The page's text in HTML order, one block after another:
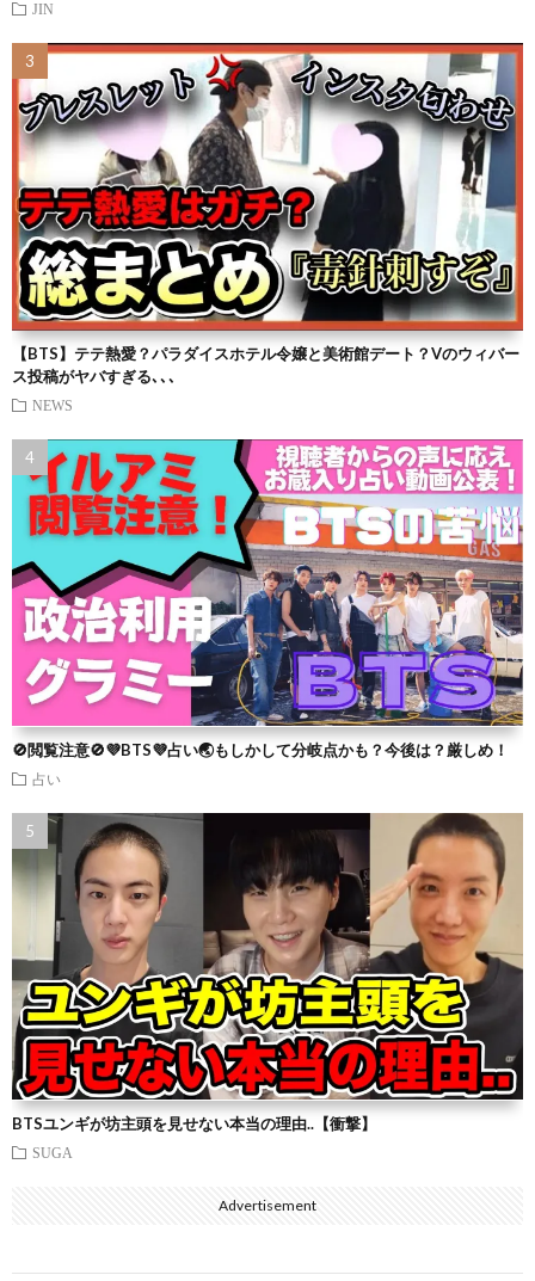
JIN
【BTS】テテ熱愛？パラダイスホテル令嬢と美術館デート？Vのウィバー
ス投稿がヤバすぎる､､､
NEWS
🚫閲覧注意🚫💜BTS💜占い🌏もしかして分岐点かも？今後は？厳しめ！
占い
BTSユンギが坊主頭を見せない本当の理由..【衝撃】
SUGA
Advertisement